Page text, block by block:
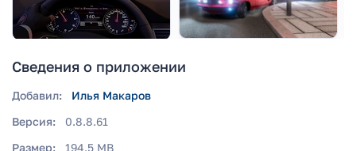
Сведения о приложении
Добавил:
Илья Макаров
Версия:
0.8.8.61
Размер:
194.5 MB